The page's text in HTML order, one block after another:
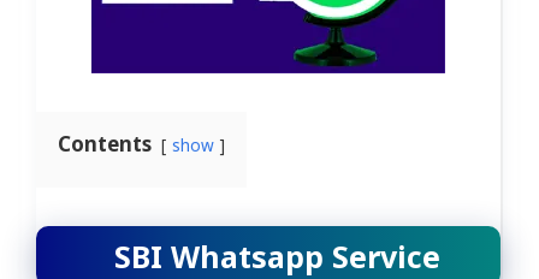
Contents show
SBI Whatsapp Service